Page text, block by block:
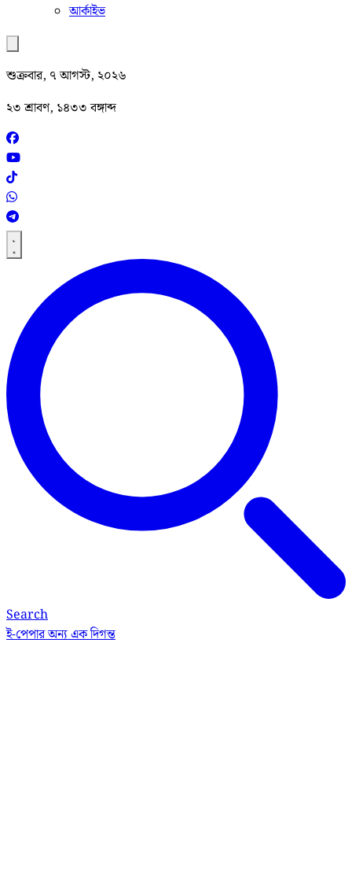
আর্কাইভ
শুক্রবার, ৭ আগস্ট, ২০২৬
২৩ শ্রাবণ, ১৪৩৩ বঙ্গাব্দ
Search
ই-পেপারঅন্য এক দিগন্ত